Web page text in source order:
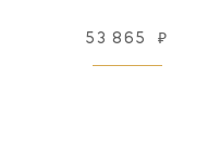
53 865 ₽